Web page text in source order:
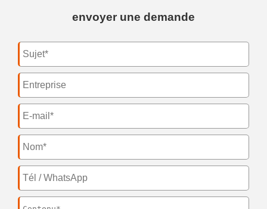
envoyer une demande